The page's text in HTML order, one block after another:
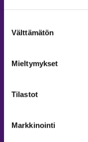
valinta
Välttämätön
Mieltymykset
Tilastot
Markkinointi